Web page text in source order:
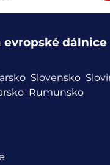
evropské dálnice
Slovensko
Rumunsko